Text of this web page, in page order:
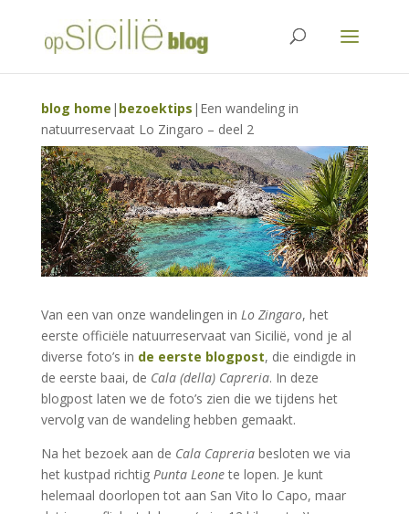
blog home | bezoektips | Een wandeling in
natuurreservaat Lo Zingaro – deel 2
Van een van onze wandelingen in Lo Zingaro, het
eerste officiële natuurreservaat van Sicilië, vond je al
diverse foto’s in de eerste blogpost, die eindigde in
de eerste baai, de Cala (della) Capreria. In deze
blogpost laten we de foto’s zien die we tijdens het
vervolg van de wandeling hebben gemaakt.
Na het bezoek aan de Cala Capreriabesloten we via
het kustpad richtig Punta Leonete lopen. Je kunt
helemaal doorlopen tot aan San Vito lo Capo, maar